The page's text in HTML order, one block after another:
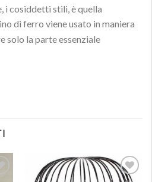
i cosiddetti stili, è quella
di ferro viene usato in maniera
solo la parte essenziale